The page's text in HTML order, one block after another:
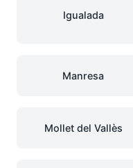
Igualada
Manresa
Mollet del Vallès